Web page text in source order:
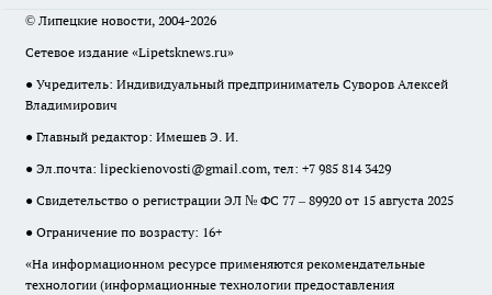
© Липецкие новости, 2004-2026
Сетевое издание «Lipetsknews.ru»
● Учредитель: Индивидуальный предприниматель Суворов Алексей
Владимирович
● Главный редактор: Имешев Э. И.
● Эл.почта: lipeckienovosti@gmail.com, тел: +7 985 814 3429
● Свидетельство о регистрации ЭЛ № ФС 77 – 89920 от 15 августа 2025
● Ограничение по возрасту: 16+
«На информационном ресурсе применяются рекомендательные
технологии (информационные технологии предоставления